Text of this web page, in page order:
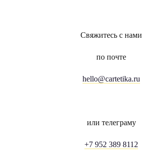
Свяжитесь с нами
по почте
hello@cartetika.ru
или телеграму
+7 952 389 8112